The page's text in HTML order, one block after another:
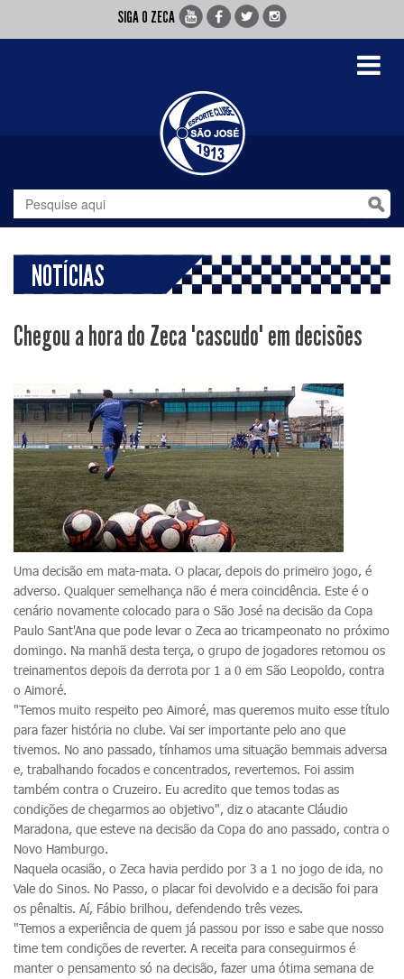
SIGA O ZECA
Toggle
NOTÍCIAS
Chegou a hora do Zeca "cascudo" em decisões
Uma decisão em mata-mata. O placar, depois do primeiro jogo, é
adverso. Qualquer semelhança não é mera coincidência. Este é o
cenário novamente colocado para o São José na decisão da Copa
Paulo Sant'Ana que pode levar o Zeca ao tricampeonato no próximo
domingo. Na manhã desta terça, o grupo de jogadores retomou os
treinamentos depois da derrota por 1 a 0 em São Leopoldo, contra
o Aimoré.
"Temos muito respeito peo Aimoré, mas queremos muito esse título
para fazer história no clube. Vai ser importante pelo ano que
tivemos. No ano passado, tínhamos uma situação bemmais adversa
e, trabalhando focados e concentrados, revertemos. Foi assim
também contra o Cruzeiro. Eu acredito que temos todas as
condições de chegarmos ao objetivo", diz o atacante Cláudio
Maradona, que esteve na decisão da Copa do ano passado, contra o
Novo Hamburgo.
Naquela ocasião, o Zeca havia perdido por 3 a 1 no jogo de ida, no
Vale do Sinos. No Passo, o placar foi devolvido e a decisão foi para
os pênaltis. Aí, Fábio brilhou, defendendo três vezes.
"Temos a experiência de quem já passou por isso e sabe que nosso
time tem condições de reverter. A receita para conseguirmos é
manter o pensamento só na decisão, fazer uma ótima semana de